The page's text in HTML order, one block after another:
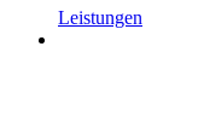
Leistungen